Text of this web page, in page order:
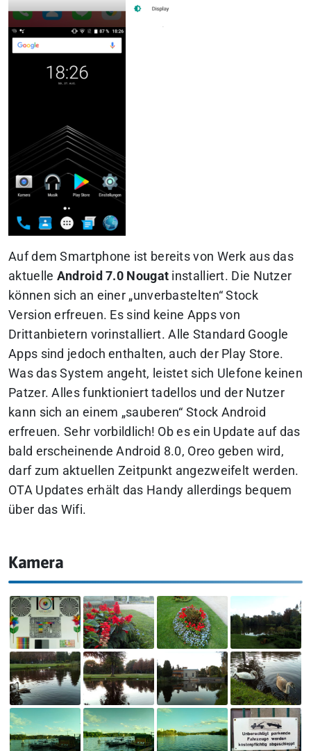
Auf dem Smartphone ist bereits von Werk aus das
aktuelle Android 7.0 Nougat installiert. Die Nutzer
können sich an einer „unverbastelten“ Stock
Version erfreuen. Es sind keine Apps von
Drittanbietern vorinstalliert. Alle Standard Google
Apps sind jedoch enthalten, auch der Play Store.
Was das System angeht, leistet sich Ulefone keinen
Patzer. Alles funktioniert tadellos und der Nutzer
kann sich an einem „sauberen“ Stock Android
erfreuen. Sehr vorbildlich! Ob es ein Update auf das
bald erscheinende Android 8.0, Oreo geben wird,
darf zum aktuellen Zeitpunkt angezweifelt werden.
OTA Updates erhält das Handy allerdings bequem
über das Wifi.
Kamera